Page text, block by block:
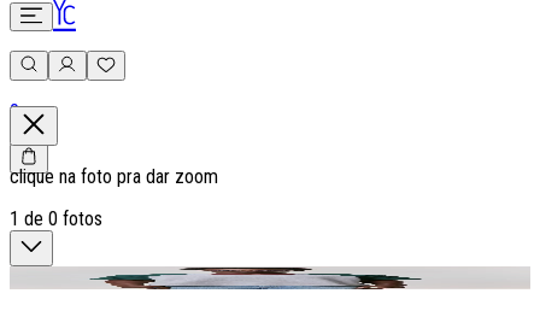
0
clique na foto pra dar zoom
1 de 0 fotos